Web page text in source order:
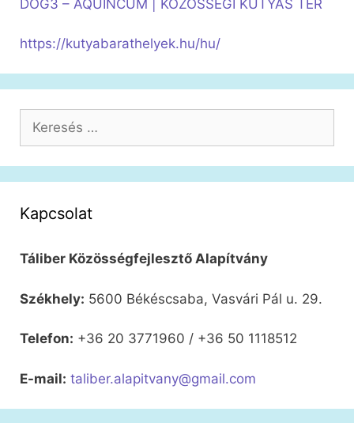
DOG3 – AQUINCUM | KÖZÖSSÉGI KUTYÁS TÉR
https://kutyabarathelyek.hu/hu/
Keresés:
Kapcsolat
Táliber Közösségfejlesztő Alapítvány
Székhely: 5600 Békéscsaba, Vasvári Pál u. 29.
Telefon: +36 20 3771960 / +36 50 1118512
E-mail: taliber.alapitvany@gmail.com